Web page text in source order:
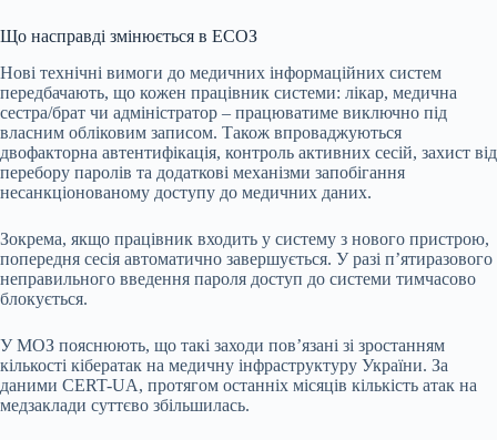
Що насправді змінюється в ЕСОЗ
Нові технічні вимоги до медичних інформаційних систем
передбачають, що кожен працівник системи: лікар, медична
сестра/брат чи адміністратор – працюватиме виключно під
власним обліковим записом. Також впроваджуються
двофакторна автентифікація, контроль активних сесій, захист від
перебору паролів та додаткові механізми запобігання
несанкціонованому доступу до медичних даних.
Зокрема, якщо працівник входить у систему з нового пристрою,
попередня сесія автоматично завершується. У разі п’ятиразового
неправильного введення пароля доступ до системи тимчасово
блокується.
У МОЗ пояснюють, що такі заходи пов’язані зі зростанням
кількості кібератак на медичну інфраструктуру України. За
даними CERT-UA, протягом останніх місяців кількість атак на
медзаклади суттєво збільшилась.